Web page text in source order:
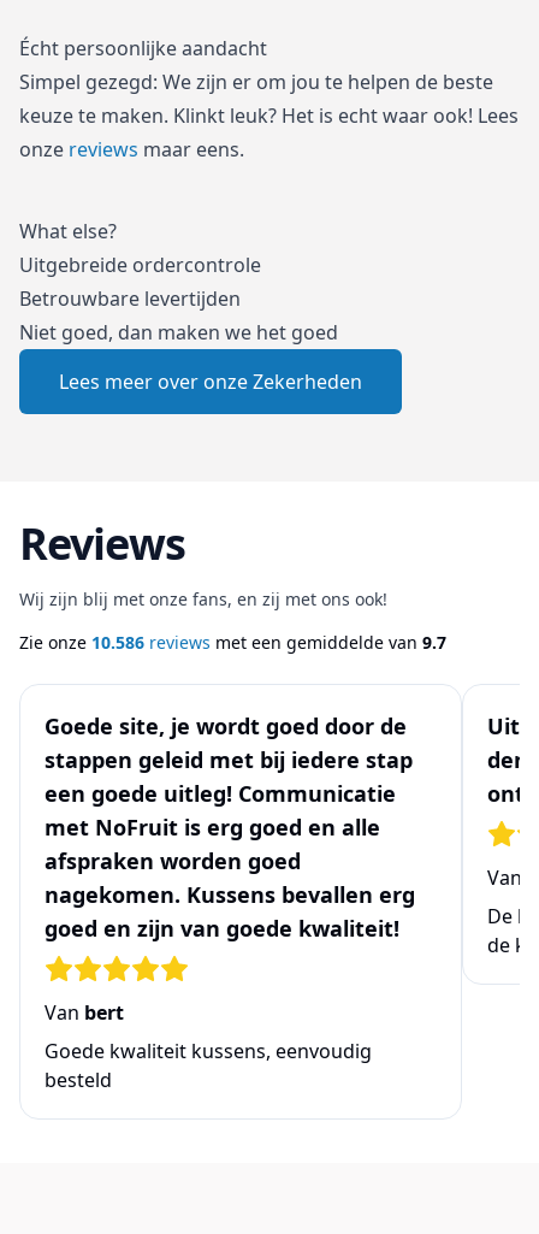
Écht persoonlijke aandacht
Simpel gezegd: We zijn er om jou te helpen de beste
keuze te maken. Klinkt leuk? Het is echt waar ook! Lees
onze reviews maar eens.
What else?
Uitgebreide ordercontrole
Betrouwbare levertijden
Niet goed, dan maken we het goed
Lees meer over onze Zekerheden
Reviews
Wij zijn blij met onze fans, en zij met ons ook!
Zie onze 10.586 reviews met een gemiddelde van 9.7
Goede site, je wordt goed door de
stappen geleid met bij iedere stap
een goede uitleg! Communicatie
met NoFruit is erg goed en alle
afspraken worden goed
nagekomen. Kussens bevallen erg
goed en zijn van goede kwaliteit!
Van bert
Goede kwaliteit kussens, eenvoudig
besteld
Van
De
de